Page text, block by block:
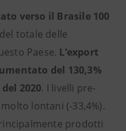
verso il Brasile 100
totale delle
Paese. L’export
del 130,3%
2020. I livelli pre-
lontani (-33,4%).
prodotti